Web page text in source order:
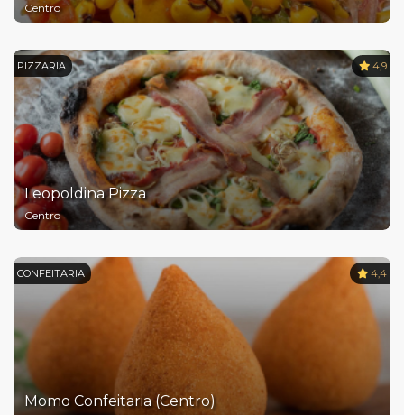
Centro
PIZZARIA 4,9
Leopoldina Pizza
Centro
CONFEITARIA 4,4
Momo Confeitaria (Centro)